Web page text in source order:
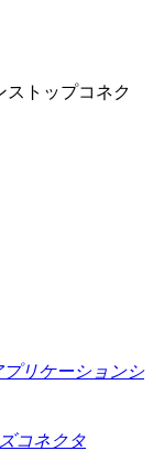
ストップコネク
プリケーションシ
コネクタ